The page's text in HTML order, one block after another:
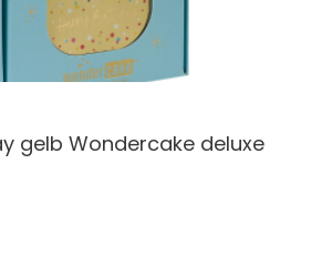
gelb Wondercake deluxe